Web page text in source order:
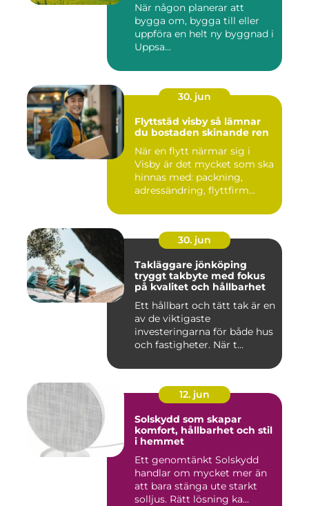
När någon planerar att
bygga om, bygga till eller
uppföra en helt ny byggnad i
Uppsa...
30. jun
Flyttstäd visby så lämnar
du bostaden skinande ren
När en flytt närmar sig i
Visby är det mycket som ska
hinnas med: packning,
adressändring, flyttfirm...
30. jun
Takläggare jönköping
tryggt takbyte med fokus
på kvalitet och hållbarhet
Ett hållbart och tätt tak är en
av de viktigaste
investeringarna för både hus
och fastigheter. När t...
12. jun
Solskydd som skapar
komfort, hållbarhet och stil
i hemmet
Ett genomtänkt Solskydd
handlar om mycket mer än
att bara stänga ute starkt
solljus. Rätt lösning ka...